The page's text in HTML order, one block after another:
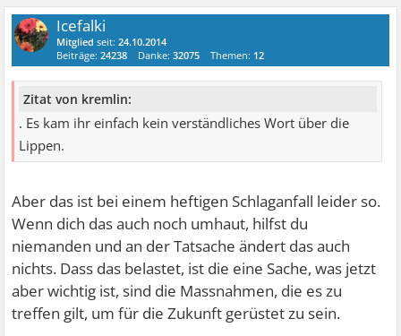
Icefalki
Mitglied seit:24.10.2014
Beiträge:24238 Danke:32075 Themen: 12
Zitat von kremlin:
. Es kam ihr einfach kein verständliches Wort über die
Lippen.
Aber das ist bei einem heftigen Schlaganfall leider so.
Wenn dich das auch noch umhaut, hilfst du
niemanden und an der Tatsache ändert das auch
nichts. Dass das belastet, ist die eine Sache, was jetzt
aber wichtig ist, sind die Massnahmen, die es zu
treffen gilt, um für die Zukunft gerüstet zu sein.